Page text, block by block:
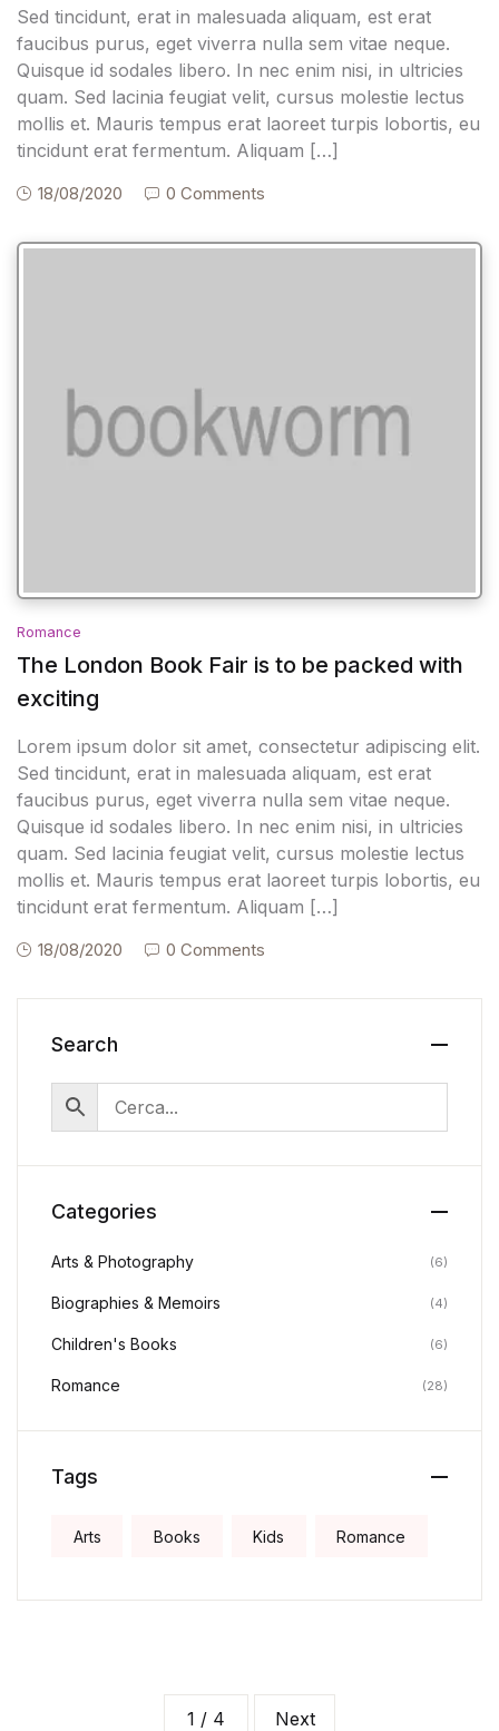
Sed tincidunt, erat in malesuada aliquam, est erat
faucibus purus, eget viverra nulla sem vitae neque.
Quisque id sodales libero. In nec enim nisi, in ultricies
quam. Sed lacinia feugiat velit, cursus molestie lectus
mollis et. Mauris tempus erat laoreet turpis lobortis, eu
tincidunt erat fermentum. Aliquam […]
18/08/2020 0 Comments
Romance
The London Book Fair is to be packed with
exciting
Lorem ipsum dolor sit amet, consectetur adipiscing elit.
Sed tincidunt, erat in malesuada aliquam, est erat
faucibus purus, eget viverra nulla sem vitae neque.
Quisque id sodales libero. In nec enim nisi, in ultricies
quam. Sed lacinia feugiat velit, cursus molestie lectus
mollis et. Mauris tempus erat laoreet turpis lobortis, eu
tincidunt erat fermentum. Aliquam […]
18/08/2020 0 Comments
Search
Categories
Arts & Photography (6)
Biographies & Memoirs (4)
Children's Books (6)
Romance (28)
Tags
Arts Books Kids Romance
1 / 4 Next